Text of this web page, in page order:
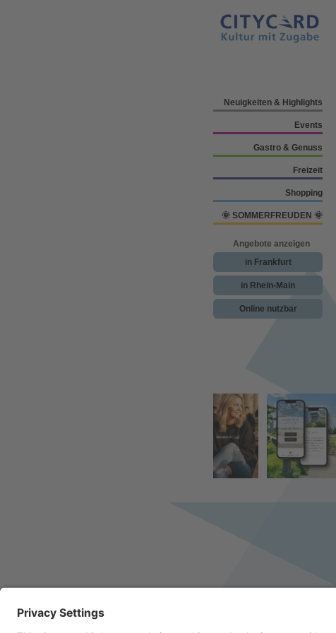
Neuigkeiten & Highlights
Events
Gastro & Genuss
Freizeit
Shopping
🌞 SOMMERFREUDEN 🌞
Angebote anzeigen
in Frankfurt
in Rhein-Main
Online nutzbar